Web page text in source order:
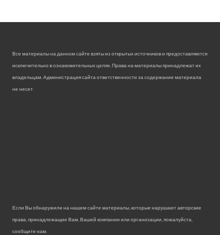
Все материалы на данном сайте взяты из открытых источников и предоставляются
исключительно в ознакомительных целях. Права на материалы принадлежат их
владельцам. Администрация сайта ответственности за содержание материала
не несет.
Если Вы обнаружили на нашем сайте материалы, которые нарушают авторские
права, принадлежащие Вам, Вашей компании или организации, пожалуйста,
сообщите нам.